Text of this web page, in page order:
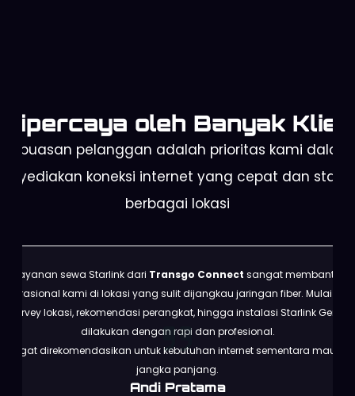
Dipercaya oleh Banyak Klien
Kepuasan pelanggan adalah prioritas kami dalam
koneksi internet yang cepat dan stabil
berbagai lokasi
Layanan sewa Starlink dari Transgo Connect sangat membantu
operasional kami di lokasi yang sulit dijangkau jaringan fiber. Mulai dari
survey lokasi, rekomendasi perangkat, hingga instalasi Starlink Gen 3
dilakukan dengan rapi dan profesional.
Sangat direkomendasikan untuk kebutuhan internet sementara maupun
jangka panjang.
Andi Pratama